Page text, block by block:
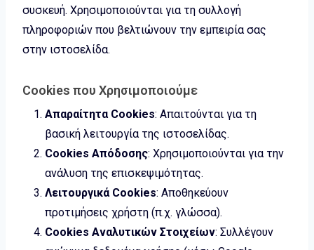
συσκευή. Χρησιμοποιούνται για τη συλλογή
πληροφοριών που βελτιώνουν την εμπειρία σας
στην ιστοσελίδα.
Cookies που Χρησιμοποιούμε
Απαραίτητα Cookies: Απαιτούνται για τη
βασική λειτουργία της ιστοσελίδας.
Cookies Απόδοσης: Χρησιμοποιούνται για την
ανάλυση της επισκεψιμότητας.
Λειτουργικά Cookies: Αποθηκεύουν
προτιμήσεις χρήστη (π.χ. γλώσσα).
Cookies Αναλυτικών Στοιχείων: Συλλέγουν